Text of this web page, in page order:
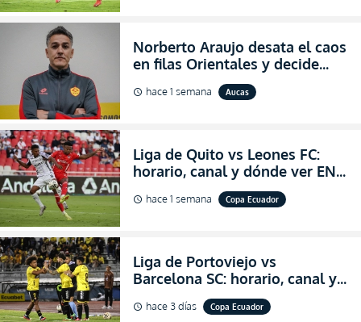
Norberto Araujo desata el caos
en filas Orientales y decide
abandonar la dirección técnica
de Aucas
schedule hace 1 semana Aucas
Liga de Quito vs Leones FC:
horario, canal y dónde ver EN
VIVO los octavos de final de la
Copa Ecuador 2026
schedule hace 1 semana Copa Ecuador
Liga de Portoviejo vs
Barcelona SC: horario, canal y
dónde ver EN VIVO los octavos
de final de la Copa Ecuador
schedule hace 3 días Copa Ecuador